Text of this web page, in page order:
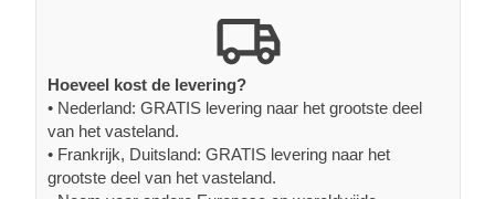
Hoeveel kost de levering?
• Nederland: GRATIS levering naar het grootste deel
van het vasteland.
• Frankrijk, Duitsland: GRATIS levering naar het
grootste deel van het vasteland.